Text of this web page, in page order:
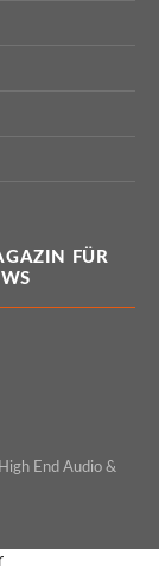
FÜR
End Audio &